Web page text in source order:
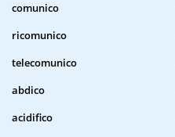
comunico
ricomunico
telecomunico
abdico
acidifico